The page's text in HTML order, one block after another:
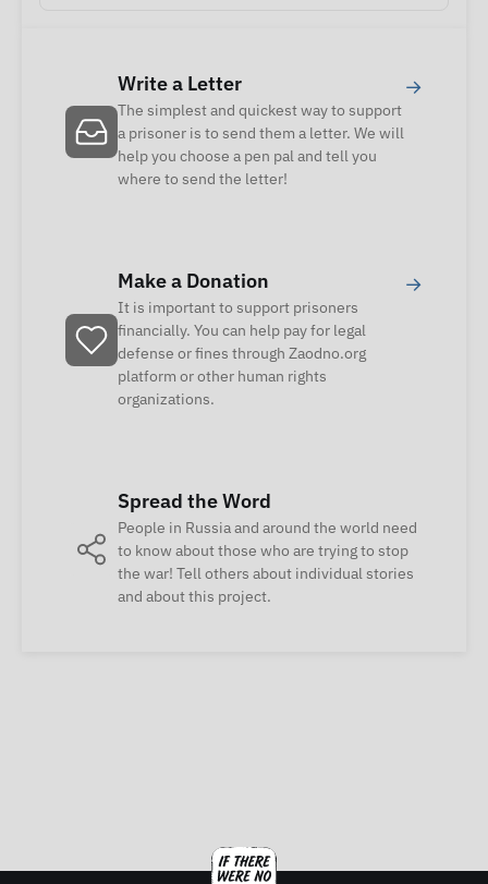
Write a Letter
The simplest and quickest way to support
a prisoner is to send them a letter. We will
help you choose a pen pal and tell you
where to send the letter!
→
Make a Donation
It is important to support prisoners
financially. You can help pay for legal
defense or fines through Zaodno.org
platform or other human rights
organizations.
→
Spread the Word
People in Russia and around the world need
to know about those who are trying to stop
the war! Tell others about individual stories
and about this project.